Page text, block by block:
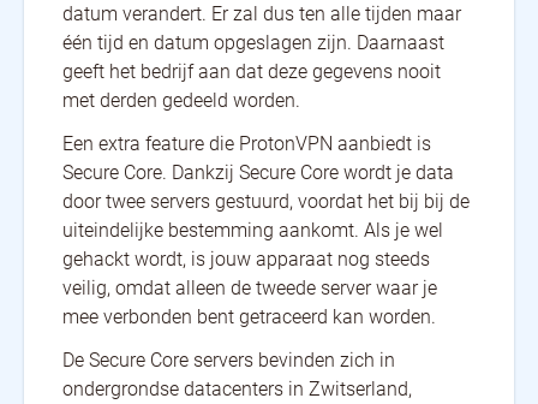
datum verandert. Er zal dus ten alle tijden maar
één tijd en datum opgeslagen zijn. Daarnaast
geeft het bedrijf aan dat deze gegevens nooit
met derden gedeeld worden.
Een extra feature die ProtonVPN aanbiedt is
Secure Core. Dankzij Secure Core wordt je data
door twee servers gestuurd, voordat het bij bij de
uiteindelijke bestemming aankomt. Als je wel
gehackt wordt, is jouw apparaat nog steeds
veilig, omdat alleen de tweede server waar je
mee verbonden bent getraceerd kan worden.
De Secure Core servers bevinden zich in
ondergrondse datacenters in Zwitserland,